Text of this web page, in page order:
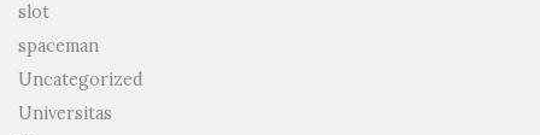
slot
spaceman
Uncategorized
Universitas